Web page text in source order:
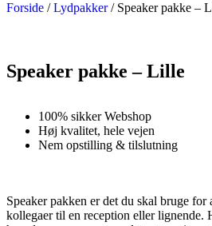
Forside /Lydpakker/ Speaker pakke –
Speaker pakke – Lille
100% sikker Webshop
Høj kvalitet, hele vejen
Nem opstilling & tilslutning
Speaker pakken er det du skal bruge
kollegaer til en reception eller lignende.